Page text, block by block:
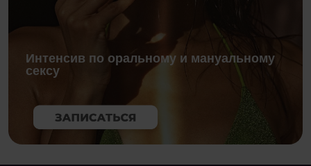
Интенсив по оральному и мануальному
сексу